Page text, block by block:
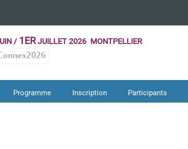
/ 1ERJUILLET 2026 MONTPELLIER
Programme Inscription Participants